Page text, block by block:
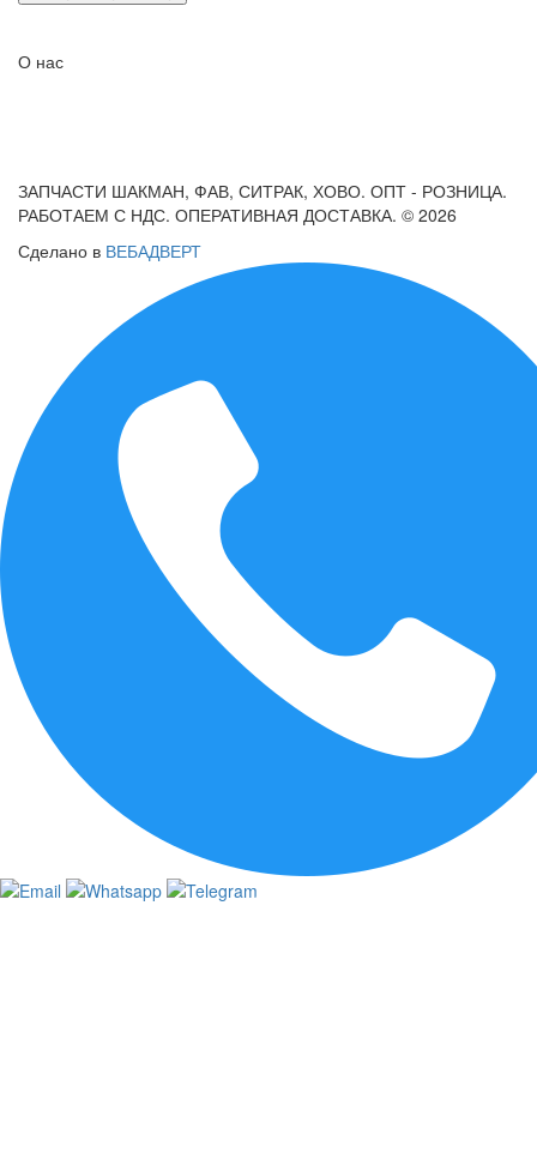
О нас
ЗАПЧАСТИ ШАКМАН, ФАВ, СИТРАК, ХОВО. ОПТ - РОЗНИЦА.
РАБОТАЕМ С НДС. ОПЕРАТИВНАЯ ДОСТАВКА. © 2026
Сделано в ВЕБАДВЕРТ